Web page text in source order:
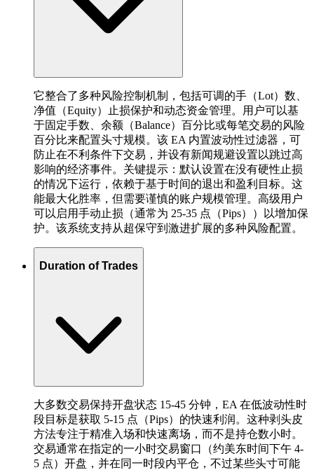
它整合了多种风险控制机制，包括可调的手（Lot）数、
净值（Equity）止损保护和动态资金管理。用户可以基
于固定手数、余额（Balance）百分比或每笔交易的风险
百分比来配置头寸规模。该 EA 内置波动性过滤器，可
防止在不利条件下交易，并设有新闻规避设置以跳过高
影响的经济事件。关键提示：默认设置在没有硬性止损
的情况下运行，依赖于基于时间的退出和盈利目标。这
能最大化胜率，但需要谨慎的账户规模管理。高级用户
可以启用手动止损（通常为 25-35 点（Pips））以增加保
护。该系统支持从超保守到激进扩展的多种风险配置。
Duration of Trades
大多数交易保持开盘状态 15-45 分钟，EA 在低波动性时
段目标是获取 5-15 点（Pips）的快速利润。这种剥头皮
方法专注于精准入场和快速离场，而不是持仓数小时。
交易通常在指定的一小时交易窗口（约美东时间下午 4-
5 点）开盘，并在同一时段内平仓，不过某些头寸可能